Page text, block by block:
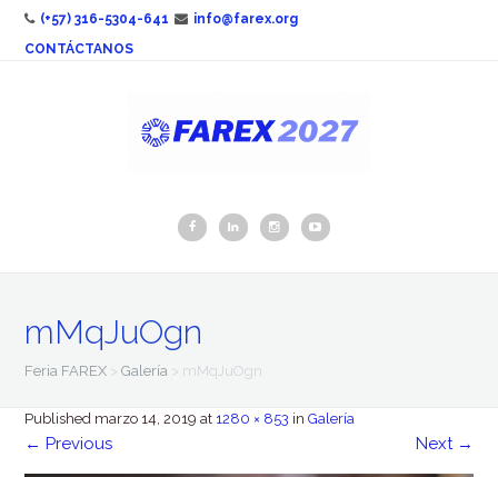
(+57) 316-5304-641
info@farex.org
CONTÁCTANOS
mMqJuOgn
Feria FAREX >Galería > mMqJuOgn
Published marzo 14, 2019 at 1280 × 853 inGalería
← Previous Next →